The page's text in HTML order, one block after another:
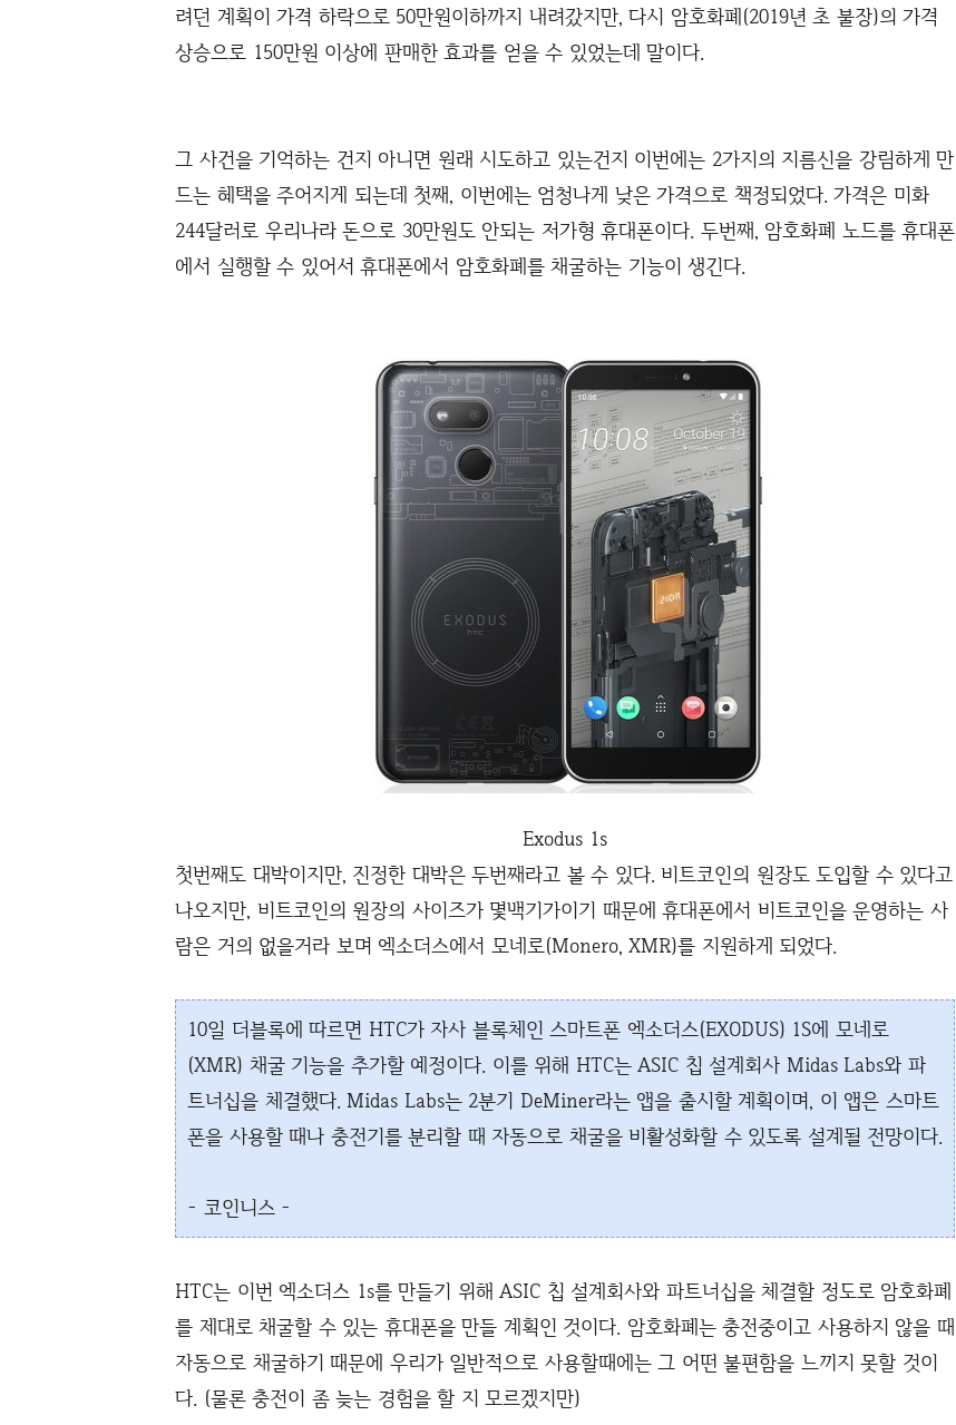
려던 계획이 가격 하락으로 50만원이하까지 내려갔지만, 다시 암호화폐(2019년 초 불장)의 가격
상승으로 150만원 이상에 판매한 효과를 얻을 수 있었는데 말이다.
그 사건을 기억하는 건지 아니면 원래 시도하고 있는건지 이번에는 2가지의 지름신을 강림하게 만
드는 혜택을 주어지게 되는데 첫째, 이번에는 엄청나게 낮은 가격으로 책정되었다. 가격은 미화
244달러로 우리나라 돈으로 30만원도 안되는 저가형 휴대폰이다. 두번째, 암호화폐 노드를 휴대폰
에서 실행할 수 있어서 휴대폰에서 암호화폐를 채굴하는 기능이 생긴다.
Exodus 1s
첫번째도 대박이지만, 진정한 대박은 두번째라고 볼 수 있다. 비트코인의 원장도 도입할 수 있다고
나오지만, 비트코인의 원장의 사이즈가 몇백기가이기 때문에 휴대폰에서 비트코인을 운영하는 사
람은 거의 없을거라 보며 엑소더스에서 모네로(Monero, XMR)를 지원하게 되었다.
10일 더블록에 따르면 HTC가 자사 블록체인 스마트폰 엑소더스(EXODUS) 1S에 모네로
(XMR) 채굴 기능을 추가할 예정이다. 이를 위해 HTC는 ASIC 칩 설계회사 Midas Labs와 파
트너십을 체결했다. Midas Labs는 2분기 DeMiner라는 앱을 출시할 계획이며, 이 앱은 스마트
폰을 사용할 때나 충전기를 분리할 때 자동으로 채굴을 비활성화할 수 있도록 설계될 전망이다.
- 코인니스 -
HTC는 이번 엑소더스 1s를 만들기 위해 ASIC 칩 설계회사와 파트너십을 체결할 정도로 암호화폐
를 제대로 채굴할 수 있는 휴대폰을 만들 계획인 것이다. 암호화폐는 충전중이고 사용하지 않을 때
자동으로 채굴하기 때문에 우리가 일반적으로 사용할때에는 그 어떤 불편함을 느끼지 못할 것이
다. (물론 충전이 좀 늦는 경험을 할 지 모르겠지만)